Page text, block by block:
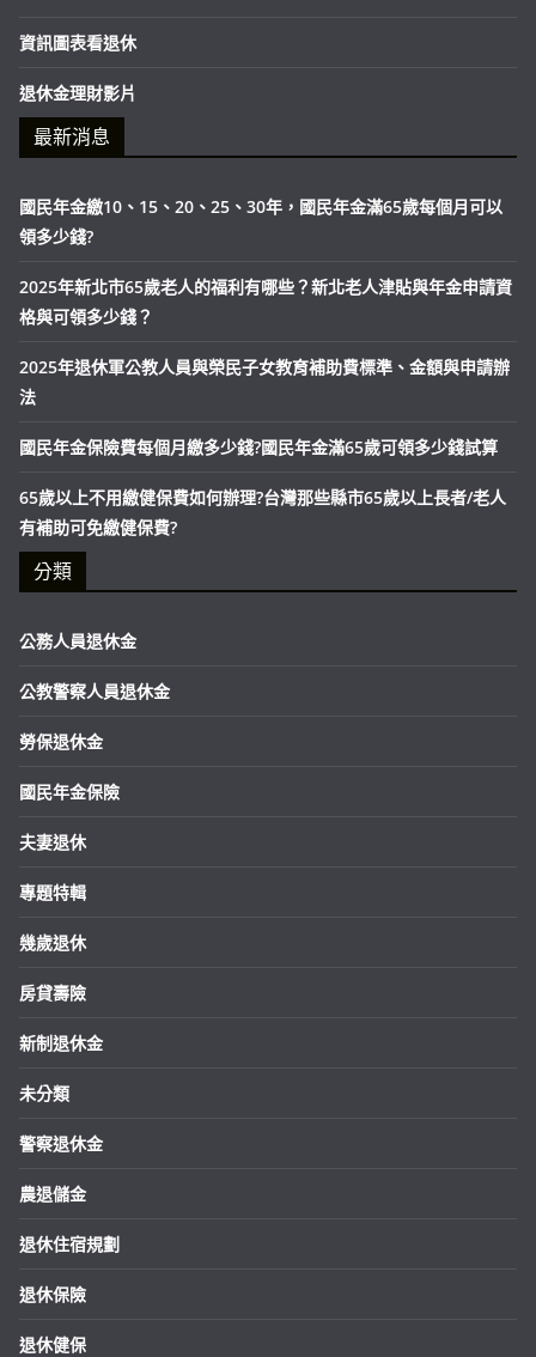
資訊圖表看退休
退休金理財影片
最新消息
國民年金繳10、15、20、25、30年，國民年金滿65歲每個月可以
領多少錢?
2025年新北市65歲老人的福利有哪些？新北老人津貼與年金申請資
格與可領多少錢？
2025年退休軍公教人員與榮民子女教育補助費標準、金額與申請辦
法
國民年金保險費每個月繳多少錢?國民年金滿65歲可領多少錢試算
65歲以上不用繳健保費如何辦理?台灣那些縣市65歲以上長者/老人
有補助可免繳健保費?
分類
公務人員退休金
公教警察人員退休金
勞保退休金
國民年金保險
夫妻退休
專題特輯
幾歲退休
房貸壽險
新制退休金
未分類
警察退休金
農退儲金
退休住宿規劃
退休保險
退休健保